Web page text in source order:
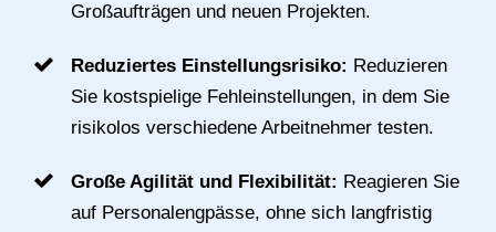
Großaufträgen und neuen Projekten.
Reduziertes Einstellungsrisiko: Reduzieren
Sie kostspielige Fehleinstellungen, in dem Sie
risikolos verschiedene Arbeitnehmer testen.
Große Agilität und Flexibilität: Reagieren Sie
auf Personalengpässe, ohne sich langfristig